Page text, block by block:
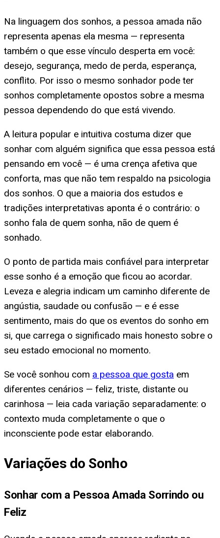
Na linguagem dos sonhos, a pessoa amada não
representa apenas ela mesma — representa
também o que esse vínculo desperta em você:
desejo, segurança, medo de perda, esperança,
conflito. Por isso o mesmo sonhador pode ter
sonhos completamente opostos sobre a mesma
pessoa dependendo do que está vivendo.
A leitura popular e intuitiva costuma dizer que
sonhar com alguém significa que essa pessoa está
pensando em você — é uma crença afetiva que
conforta, mas que não tem respaldo na psicologia
dos sonhos. O que a maioria dos estudos e
tradições interpretativas aponta é o contrário: o
sonho fala de quem sonha, não de quem é
sonhado.
O ponto de partida mais confiável para interpretar
esse sonho é a emoção que ficou ao acordar.
Leveza e alegria indicam um caminho diferente de
angústia, saudade ou confusão — e é esse
sentimento, mais do que os eventos do sonho em
si, que carrega o significado mais honesto sobre o
seu estado emocional no momento.
Se você sonhou com a pessoa que gosta em
diferentes cenários — feliz, triste, distante ou
carinhosa — leia cada variação separadamente: o
contexto muda completamente o que o
inconsciente pode estar elaborando.
Variações do Sonho
Sonhar com a Pessoa Amada Sorrindo ou
Feliz